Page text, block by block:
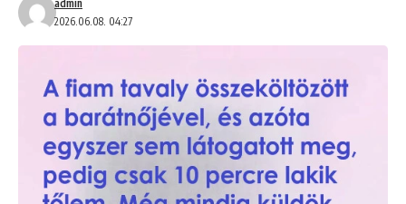
2026.06.08. 04:27
admin